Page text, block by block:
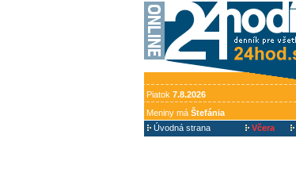
Piatok 7.8.2026
Meniny má Štefánia
Úvodná strana
Včera